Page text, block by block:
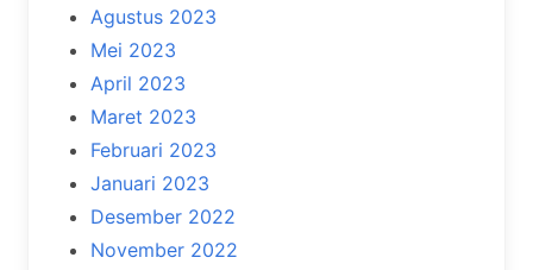
Agustus 2023
Mei 2023
April 2023
Maret 2023
Februari 2023
Januari 2023
Desember 2022
November 2022